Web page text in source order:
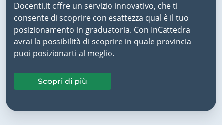
Docenti.it offre un servizio innovativo, che ti
consente di scoprire con esattezza qual è il tuo
posizionamento in graduatoria. Con InCattedra
avrai la possibilità di scoprire in quale provincia
puoi posizionarti al meglio.
Scopri di più